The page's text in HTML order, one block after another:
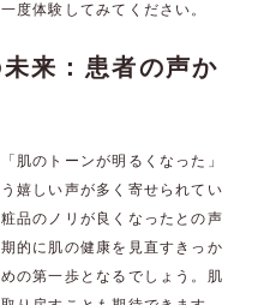
度体験してみてください。
来：患者の声か
肌のトーンが明るくなった」
嬉しい声が多く寄せられてい
品のノリが良くなったとの声
的に肌の健康を見直すきっか
の第一歩となるでしょう。肌